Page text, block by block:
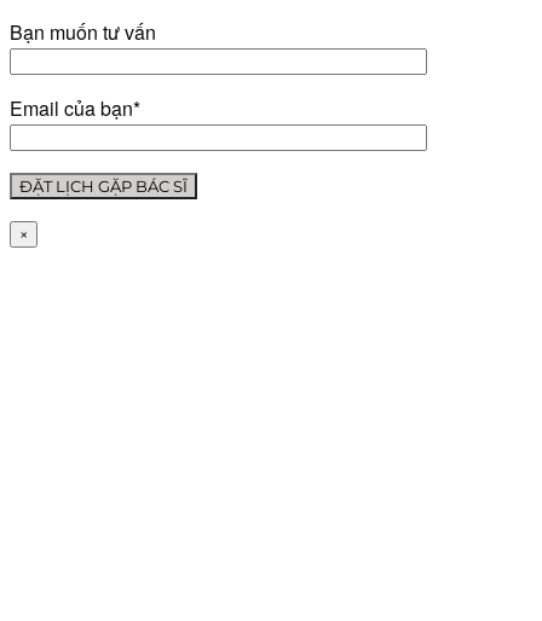
Bạn muốn tư vấn
Email của bạn*
×